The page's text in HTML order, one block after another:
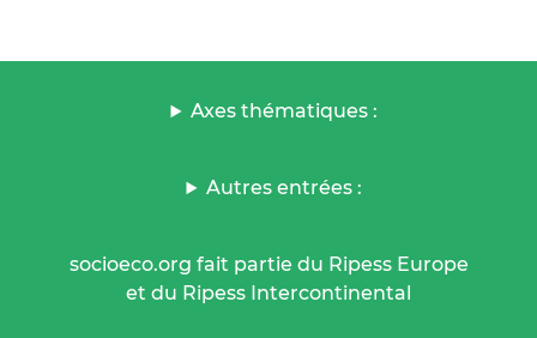
Axes thématiques :
Autres entrées :
socioeco.org fait partie du Ripess Europe
et du Ripess Intercontinental